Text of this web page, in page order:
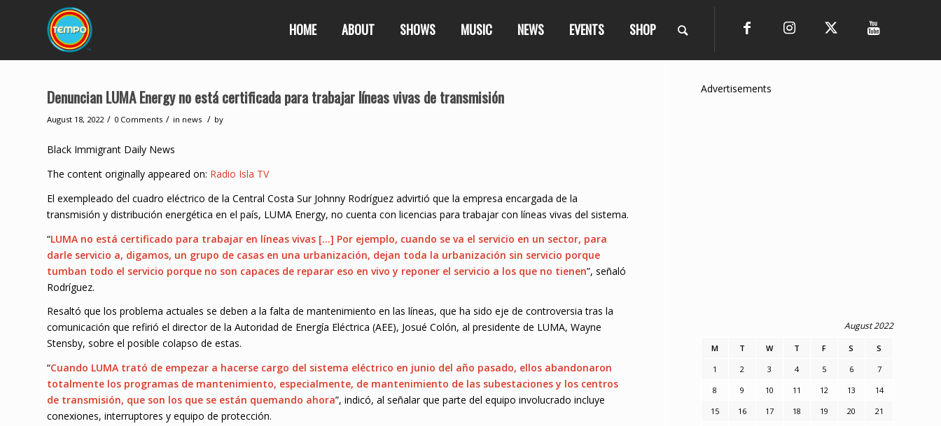
HOME ABOUT SHOWS MUSIC NEWS EVENTS SHOP
Denuncian LUMA Energy no está certificada para trabajar líneas vivas de transmisión
August 18, 2022 / 0 Comments / in news / by
Black Immigrant Daily News
The content originally appeared on: Radio Isla TV
El exempleado del cuadro eléctrico de la Central Costa Sur Johnny Rodríguez advirtió que la empresa encargada de la
transmisión y distribución energética en el país, LUMA Energy, no cuenta con licencias para trabajar con líneas vivas del sistema.
“LUMA no está certificado para trabajar en líneas vivas […] Por ejemplo, cuando se va el servicio en un sector, para
darle servicio a, digamos, un grupo de casas en una urbanización, dejan toda la urbanización sin servicio porque
tumban todo el servicio porque no son capaces de reparar eso en vivo y reponer el servicio a los que no tienen”, señaló
Rodríguez.
Resaltó que los problema actuales se deben a la falta de mantenimiento en las líneas, que ha sido eje de controversia tras la
comunicación que refirió el director de la Autoridad de Energía Eléctrica (AEE), Josué Colón, al presidente de LUMA, Wayne
Stensby, sobre el posible colapso de estas.
“Cuando LUMA trató de empezar a hacerse cargo del sistema eléctrico en junio del año pasado, ellos abandonaron
totalmente los programas de mantenimiento, especialmente, de mantenimiento de las subestaciones y los centros
de transmisión, que son los que se están quemando ahora”, indicó, al señalar que parte del equipo involucrado incluye
conexiones, interruptores y equipo de protección.
Advertisements
August 2022
M T W T F S
S
1
2 3 4 5 6
7
8
9 10 11 12 13
14
15
16 17 18 19 20
21